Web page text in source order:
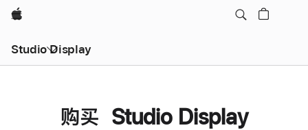
Apple
Studio Display
购买 Studio Display